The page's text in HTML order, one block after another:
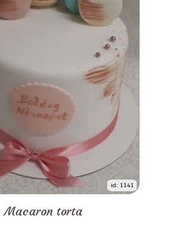
id: 1141
Macaron torta